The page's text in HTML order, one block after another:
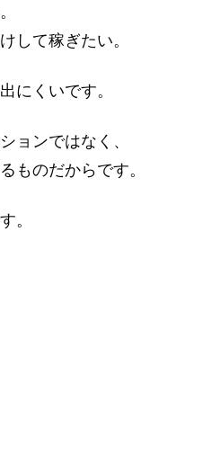
して稼ぎたい。
にくいです。
ョンではなく、
ものだからです。
。